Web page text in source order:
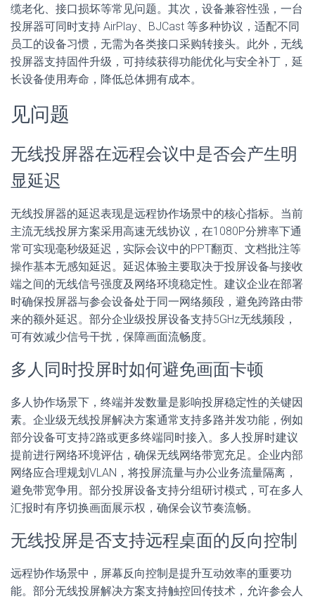
缆老化、接口损坏等常见问题。其次，设备兼容性强，一台
投屏器可同时支持 AirPlay、BJCast 等多种协议，适配不同
员工的设备习惯，无需为各类接口采购转接头。此外，无线
投屏器支持固件升级，可持续获得功能优化与安全补丁，延
长设备使用寿命，降低总体拥有成本。
见问题
无线投屏器在远程会议中是否会产生明
显延迟
无线投屏器的延迟表现是远程协作场景中的核心指标。当前
主流无线投屏方案采用高速无线协议，在1080P分辨率下通
常可实现毫秒级延迟，实际会议中的PPT翻页、文档批注等
操作基本无感知延迟。延迟体验主要取决于投屏设备与接收
端之间的无线信号强度及网络环境稳定性。建议企业在部署
时确保投屏器与参会设备处于同一网络频段，避免跨路由带
来的额外延迟。部分企业级投屏设备支持5GHz无线频段，
可有效减少信号干扰，保障画面流畅度。
多人同时投屏时如何避免画面卡顿
多人协作场景下，终端并发数量是影响投屏稳定性的关键因
素。企业级无线投屏解决方案通常支持多路并发功能，例如
部分设备可支持2路或更多终端同时接入。多人投屏时建议
提前进行网络环境评估，确保无线网络带宽充足。企业内部
网络应合理规划VLAN，将投屏流量与办公业务流量隔离，
避免带宽争用。部分投屏设备支持分组研讨模式，可在多人
汇报时有序切换画面展示权，确保会议节奏流畅。
无线投屏是否支持远程桌面的反向控制
远程协作场景中，屏幕反向控制是提升互动效率的重要功
能。部分无线投屏解决方案支持触控回传技术，允许参会人